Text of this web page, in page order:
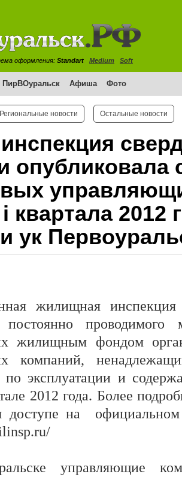
оформления: Standart Medium Soft
ПирВОуральск Афиша Фото
Региональные новости Остальные новости
опубликовала
квартала 2012
ук
жилищная
постоянно проводимого
жилищным фондом
компаний,
по эксплуатации и
2012 года. Более
доступе на
управляющие